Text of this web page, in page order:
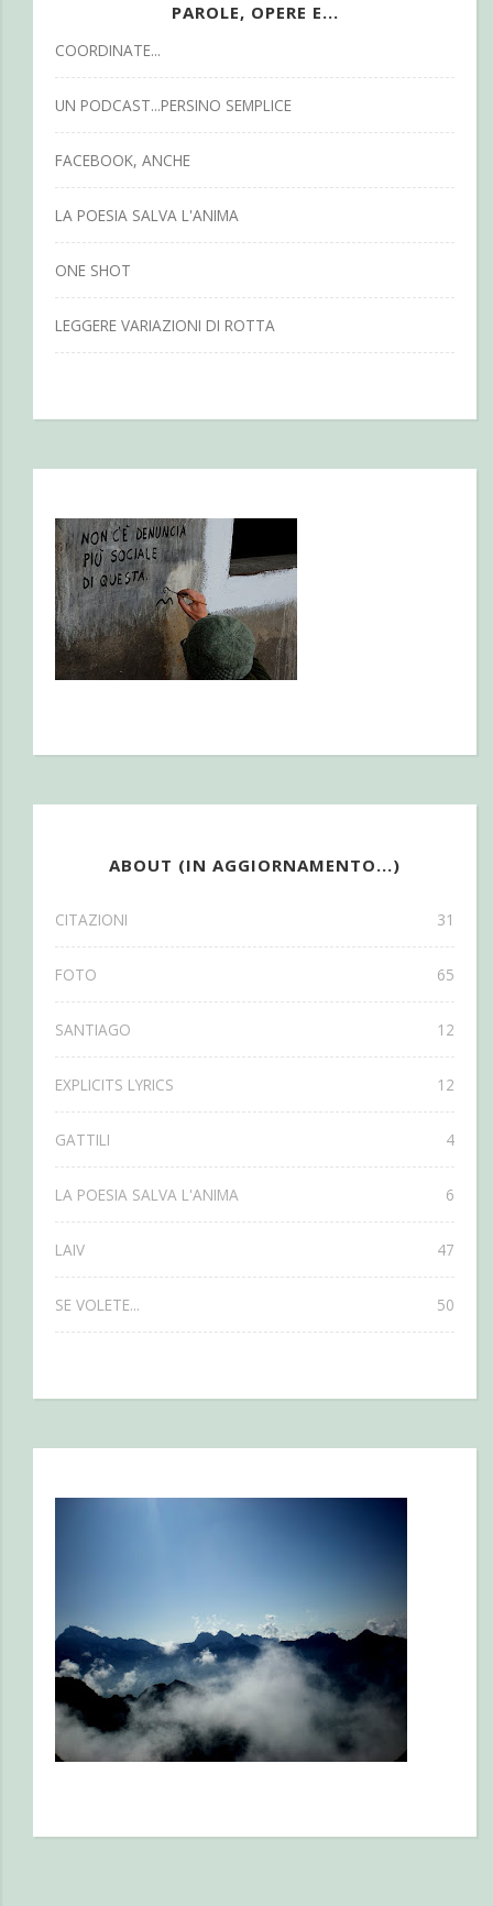
PAROLE, OPERE E...
COORDINATE...
UN PODCAST...PERSINO SEMPLICE
FACEBOOK, ANCHE
LA POESIA SALVA L'ANIMA
ONE SHOT
LEGGERE VARIAZIONI DI ROTTA
ABOUT (IN AGGIORNAMENTO...)
CITAZIONI 31
FOTO 65
SANTIAGO 12
EXPLICITS LYRICS 12
GATTILI 4
LA POESIA SALVA L'ANIMA 6
LAIV 47
SE VOLETE... 50